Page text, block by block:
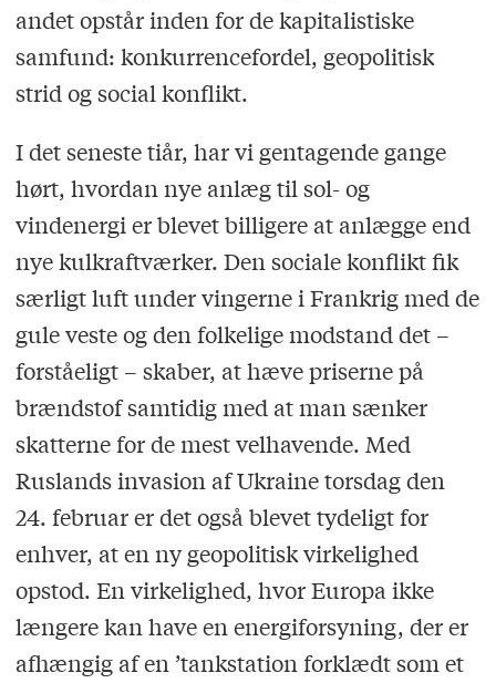
andet opstår inden for de kapitalistiske
samfund: konkurrencefordel, geopolitisk
strid og social konflikt.
I det seneste tiår, har vi gentagende gange
hørt, hvordan nye anlæg til sol- og
vindenergi er blevet billigere at anlægge end
nye kulkraftværker. Den sociale konflikt fik
særligt luft under vingerne i Frankrig med de
gule veste og den folkelige modstand det –
forståeligt – skaber, at hæve priserne på
brændstof samtidig med at man sænker
skatterne for de mest velhavende. Med
Ruslands invasion af Ukraine torsdag den
24. februar er det også blevet tydeligt for
enhver, at en ny geopolitisk virkelighed
opstod. En virkelighed, hvor Europa ikke
længere kan have en energiforsyning, der er
afhængig af en ’tankstation forklædt som et